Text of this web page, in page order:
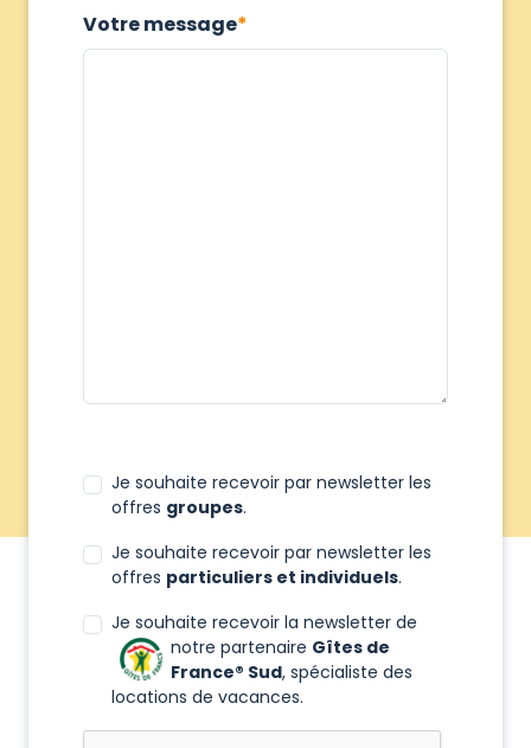
Votre message
Je souhaite recevoir par newsletter les
offres groupes.
Je souhaite recevoir par newsletter les
offres particuliers et individuels.
Je souhaite recevoir la newsletter de
notre partenaire Gîtes de
France® Sud, spécialiste des
locations de vacances.